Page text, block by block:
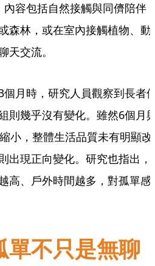
容包括自然接觸與同儕陪伴
森林，或在室內接觸植物、動
天交流。
月時，研究人員觀察到長者
則幾乎沒有變化。雖然6個月
小，整體生活品質未有明顯改
出現正向變化。研究也指出，
高、戶外時間越多，對孤單感
單不只是無